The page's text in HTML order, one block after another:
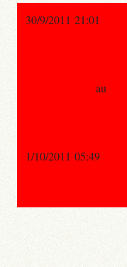
30/9/2011 21:01
au
1/10/2011 05:49